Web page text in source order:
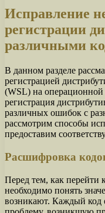
Исправление
регистрации
различными
В данном разделе
регистрацией
(WSL) на операционной
регистрация
различных ошибок с
рассмотрим способы
предоставим
Расшифровка
Перед тем, как перейти
необходимо понять
возникают. Каждый код